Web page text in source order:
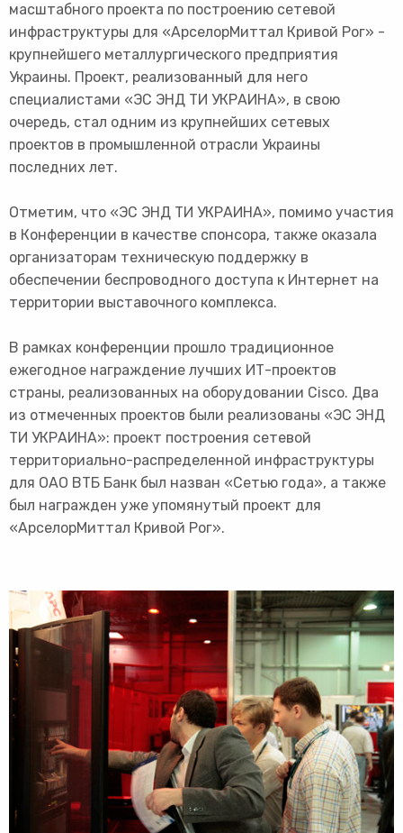
масштабного проекта по построению сетевой
инфраструктуры для «АрселорМиттал Кривой Рог» -
крупнейшего металлургического предприятия
Украины. Проект, реализованный для него
специалистами «ЭС ЭНД ТИ УКРАИНА», в свою
очередь, стал одним из крупнейших сетевых
проектов в промышленной отрасли Украины
последних лет.
Отметим, что «ЭС ЭНД ТИ УКРАИНА», помимо участия
в Конференции в качестве спонсора, также оказала
организаторам техническую поддержку в
обеспечении беспроводного доступа к Интернет на
территории выставочного комплекса.
В рамках конференции прошло традиционное
ежегодное награждение лучших ИТ-проектов
страны, реализованных на оборудовании Cisco. Два
из отмеченных проектов были реализованы «ЭС ЭНД
ТИ УКРАИНА»: проект построения сетевой
территориально-распределенной инфраструктуры
для ОАО ВТБ Банк был назван «Сетью года», а также
был награжден уже упомянутый проект для
«АрселорМиттал Кривой Рог».